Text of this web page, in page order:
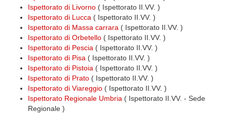
Ispettorato di Livorno ( Ispettorato II.VV. )
Ispettorato di Lucca ( Ispettorato II.VV. )
Ispettorato di Massa carrara ( Ispettorato II.VV. )
Ispettorato di Orbetello ( Ispettorato II.VV. )
Ispettorato di Pescia ( Ispettorato II.VV. )
Ispettorato di Pisa ( Ispettorato II.VV. )
Ispettorato di Pistoia ( Ispettorato II.VV. )
Ispettorato di Prato ( Ispettorato II.VV. )
Ispettorato di Viareggio ( Ispettorato II.VV. )
Ispettorato Regionale Umbria ( Ispettorato II.VV. - Sede
Regionale )